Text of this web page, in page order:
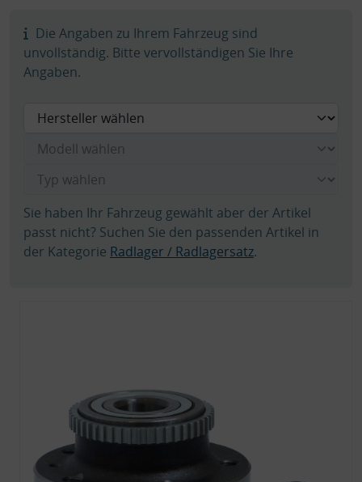
Die Angaben zu Ihrem Fahrzeug sind
unvollständig. Bitte vervollständigen Sie Ihre
Angaben.
Sie haben Ihr Fahrzeug gewählt aber der Artikel
passt nicht? Suchen Sie den passenden Artikel in
der Kategorie Radlager / Radlagersatz.